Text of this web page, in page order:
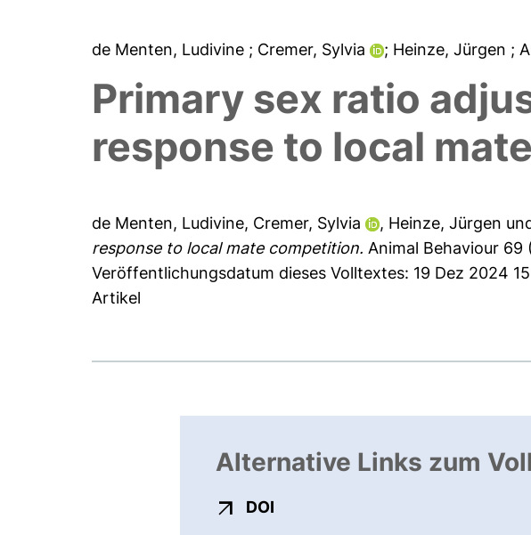
de Menten, Ludivine ; Cremer, Sylvia ; Heinze, Jürgen ;
Primary sex ratio
response to local
de Menten, Ludivine, Cremer, Sylvia , Heinze, Jürgen
response to local mate competition. Animal Behaviour 69
Veröffentlichungsdatum dieses Volltextes: 19 Dez 2024
Artikel
Alternative Links zum
DOI